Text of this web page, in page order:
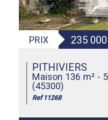
PRIX 235 000
PITHIVIERS
Maison 136 m² -
(45300)
Ref 11268